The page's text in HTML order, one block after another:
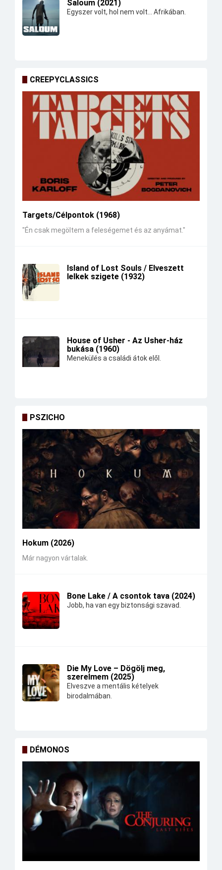
Saloum (2021)
Egyszer volt, hol nem volt... Afrikában.
CREEPYCLASSICS
Targets/Célpontok (1968)
"Én csak megöltem a feleségemet és az anyámat."
Island of Lost Souls / Elveszett
lelkek szigete (1932)
House of Usher - Az Usher-ház
bukása (1960)
Menekülés a családi átok elől.
PSZICHO
Hokum (2026)
Már nagyon vártalak.
Bone Lake / A csontok tava (2024)
Jobb, ha van egy biztonsági szavad.
Die My Love – Dögölj meg,
szerelmem (2025)
Elveszve a mentális kételyek
birodalmában.
DÉMONOS